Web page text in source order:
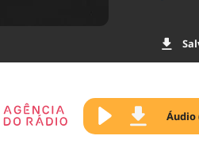
Áudio